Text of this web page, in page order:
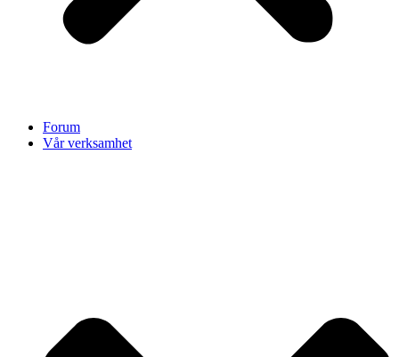
Forum
Vår verksamhet